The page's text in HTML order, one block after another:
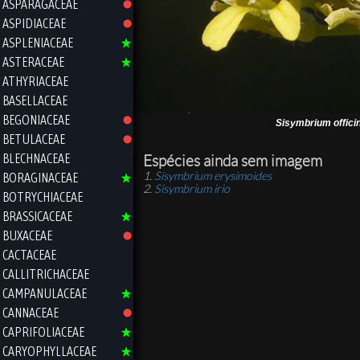
ASPARAGACEAE
ASPIDIACEAE
ASPLENIACEAE
ASTERACEAE
ATHYRIACEAE
BASELLACEAE
BEGONIACEAE
BETULACEAE
BLECHNACEAE
BORAGINACEAE
BOTRYCHIACEAE
BRASSICACEAE
BUXACEAE
CACTACEAE
CALLITRICHACEAE
CAMPANULACEAE
CANNACEAE
CAPRIFOLIACEAE
CARYOPHYLLACEAE
Sisymbrium
Espécies ainda sem imagem
Sisymbrium erysimoides
Sisymbrium irio